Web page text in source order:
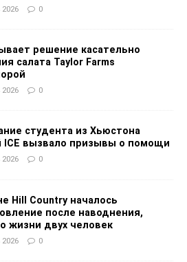
0
решение касательно
салата Taylor Farms
0
студента из Хьюстона
ICE вызвало призывы о помощи
0
Hill Country началось
после наводнения,
жизни двух человек
0